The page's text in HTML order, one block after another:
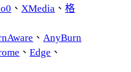
、 XMedia 、格
、 AnyBurn
、Edge 、